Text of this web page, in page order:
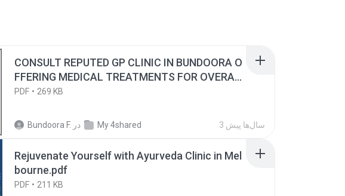
CONSULT REPUTED GP CLINIC IN BUNDOORA O
FFERING MEDICAL TREATMENTS FOR OVERAL
L WELLBEING.pdf
PDF 269 KB
Bundoora F. در My 4shared 3 سال‌ها پیش
Rejuvenate Yourself with Ayurveda Clinic in Mel
bourne.pdf
PDF 211 KB